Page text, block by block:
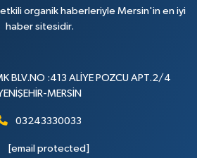
organik haberleriyle Mersin'in en iyi
haber sitesidir.
BLV.NO :413 ALİYE POZCU APT.2/4
MERSİN
03243330033
[email protected]